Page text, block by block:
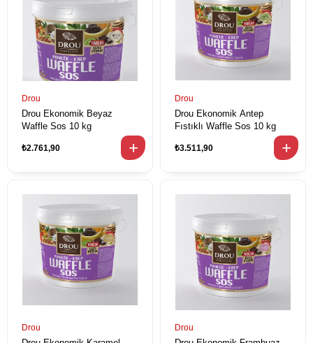
Drou
Drou Ekonomik Beyaz
Waffle Sos 10 kg
₺2.761,90
Drou
Drou Ekonomik Antep
Fıstıklı Waffle Sos 10 kg
₺3.511,90
Drou Drou